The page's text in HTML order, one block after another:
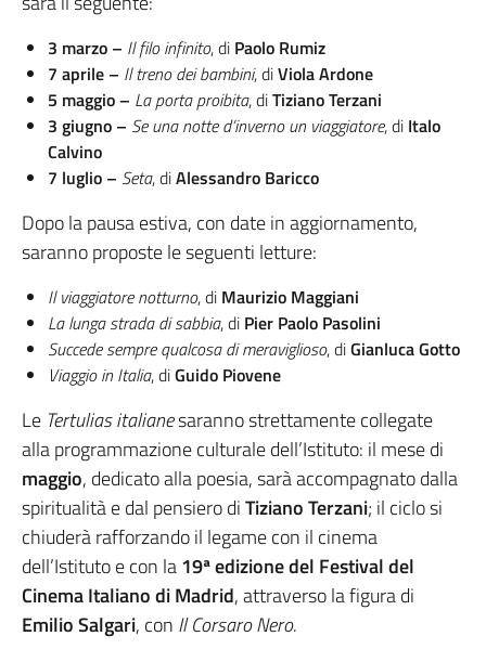
3 marzo – Il filo infinito, di Paolo Rumiz
7 aprile – Il treno dei bambini, diViola Ardone
5 maggio – La porta proibita, diTiziano Terzani
3 giugno – Se una notte d’inverno un viaggiatore, di Italo
Calvino
7 luglio – Seta, diAlessandro Baricco
Dopo la pausa estiva, con date in aggiornamento,
saranno proposte le seguenti letture:
Il viaggiatore notturno, di Maurizio Maggiani
La lunga strada di sabbia, di Pier Paolo Pasolini
Succede sempre qualcosa di meraviglioso, diGianluca Gotto
Viaggio in Italia, diGuido Piovene
Le Tertulias italianesaranno strettamente collegate
alla programmazione culturale dell’Istituto: il mese di
maggio, dedicato alla poesia, sarà accompagnato dalla
spiritualità e dal pensiero diTiziano Terzani; il ciclo si
chiuderà rafforzando il legame con il cinema
dell’Istituto e con la19ª edizione del Festival del
Cinema Italiano di Madrid, attraverso la figura di
Emilio Salgari, con Il Corsaro Nero.